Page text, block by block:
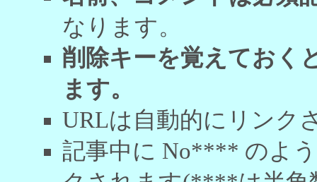
なります。
削除キーを覚えておく
ます。
URLは自動的にリンク
記事中に No**** のよ